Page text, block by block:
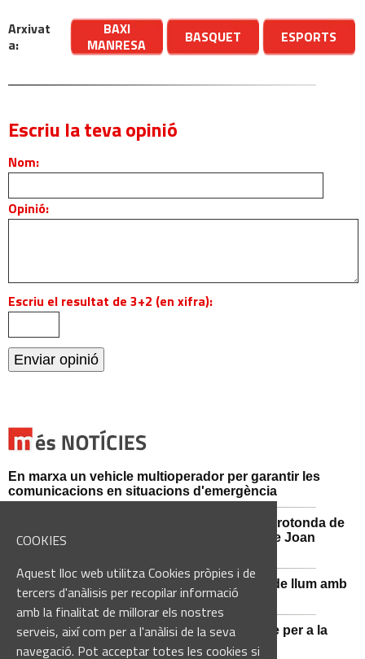
COOKIES
Aquest lloc web utilitza Cookies pròpies i de
tercers d'anàlisis per recopilar informació
amb la finalitat de millorar els nostres
serveis, així com per a l'anàlisi de la seva
navegació. Pot acceptar totes les cookies si
Arxivat
a:
BAXI
MANRESA
BASQUET ESPORTS
Escriu la teva opinió
Nom:
Opinió:
Escriu el resultat de 3+2 (en xifra):
En marxa un vehicle multioperador per garantir les
comunicacions en situacions d'emergència
Afectacions al trànsit aquest divendres a la rotonda de
l'Avinguda dels Dolors amb el carrer Alcalde Joan
Sant Vicenç de Castellet renova 570 punts de llum amb
tecnologia LED
Castellbell i el Vilar adquireix un nou vehicle per a la
Guàrdia Municipal